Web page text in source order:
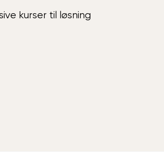
kurser til løsning